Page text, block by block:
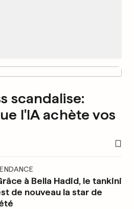
scandalise:
l'IA achète vos
à Bella Hadid, le tankini
de nouveau la star de